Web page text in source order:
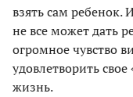
взять сам ребенок.
не все может дать
огромное чувство
удовлетворить
жизнь.